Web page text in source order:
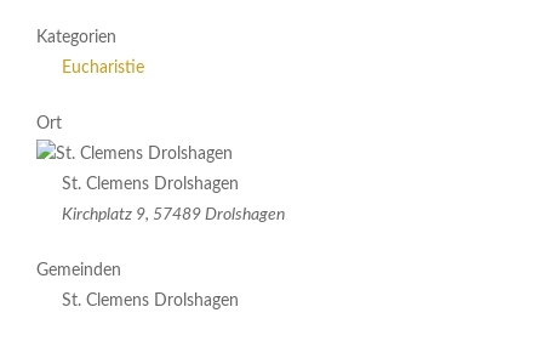
Kategorien
Eucharistie
Ort
St. Clemens Drolshagen
Kirchplatz 9, 57489 Drolshagen
Gemeinden
St. Clemens Drolshagen